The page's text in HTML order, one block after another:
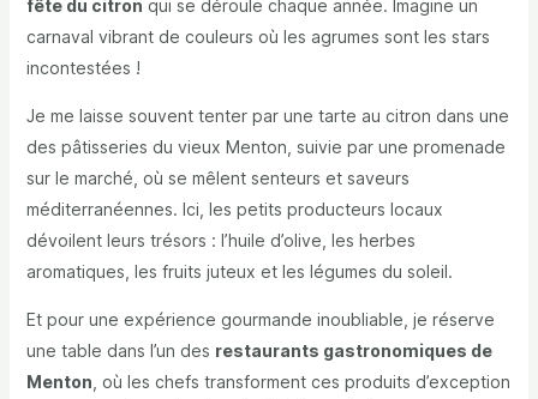
fête du citron qui se déroule chaque année. Imagine un
carnaval vibrant de couleurs où les agrumes sont les stars
incontestées !
Je me laisse souvent tenter par une tarte au citron dans une
des pâtisseries du vieux Menton, suivie par une promenade
sur le marché, où se mêlent senteurs et saveurs
méditerranéennes. Ici, les petits producteurs locaux
dévoilent leurs trésors : l’huile d’olive, les herbes
aromatiques, les fruits juteux et les légumes du soleil.
Et pour une expérience gourmande inoubliable, je réserve
une table dans l’un des restaurants gastronomiques de
Menton , où les chefs transforment ces produits d’exception